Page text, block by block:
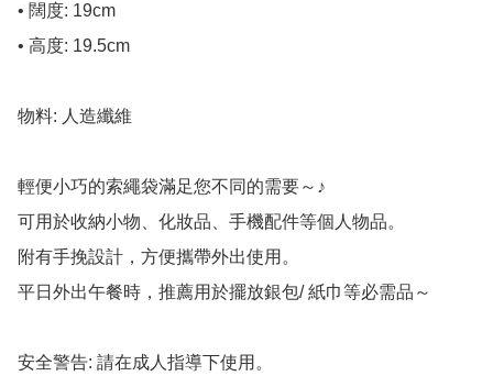
• 闊度: 19cm
• 高度: 19.5cm
物料: 人造纖維
輕便小巧的索繩袋滿足您不同的需要～♪
可用於收納小物、化妝品、手機配件等個人物品。
附有手挽設計，方便攜帶外出使用。
平日外出午餐時，推薦用於擺放銀包/ 紙巾等必需品～
安全警告: 請在成人指導下使用。